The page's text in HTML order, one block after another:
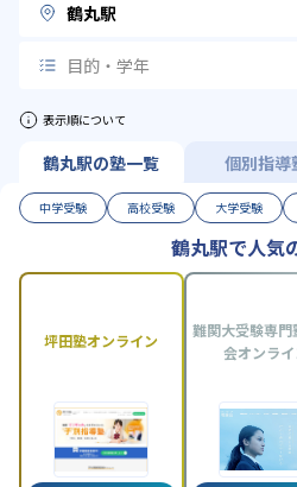
鶴丸駅
目的・学年
表示順について
鶴丸駅の塾一覧 個別指導
中学受験 高校受験 大学受験
鶴丸駅で人気
坪田塾オンライン
難関大受験専門
会オンライ